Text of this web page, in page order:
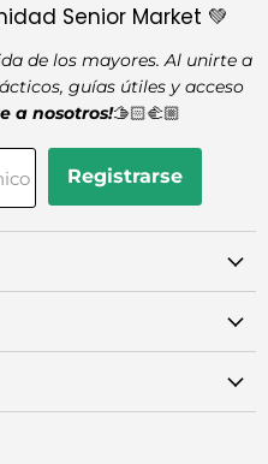
Senior Market 💚
de los mayores. Al unirte a
guías útiles y acceso
a nosotros!🫱🏻‍🫲🏼
Registrarse